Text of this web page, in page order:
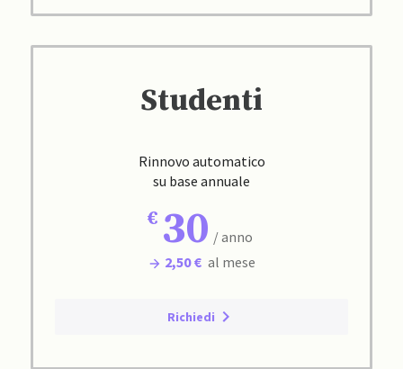
Studenti
Rinnovo automatico
su base annuale
30 / anno
2,50 € al mese
Richiedi